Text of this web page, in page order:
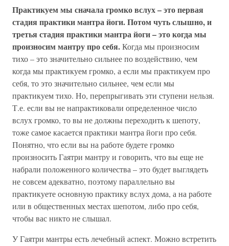
Практикуем мы сначала громко вслух – это первая
стадия практики мантра йоги. Потом чуть слышно, и
третья стадия практики мантра йоги – это когда мы
произносим мантру про себя.Когда мы произносим
тихо – это значительно сильнее по воздействию, чем
когда мы практикуем громко, а если мы практикуем про
себя, то это значительно сильнее, чем если мы
практикуем тихо. Но, перепрыгивать эти ступени нельзя.
Т.е. если вы не напрактиковали определенное число
вслух громко, то вы не должны переходить к шепоту,
тоже самое касается практики мантра йоги про себя.
Понятно, что если вы на работе будете громко
произносить Гаятри мантру и говорить, что вы еще не
набрали положенного количества – это будет выглядеть
не совсем адекватно, поэтому параллельно вы
практикуете основную практику вслух дома, а на работе
или в общественных местах шепотом, либо про себя,
чтобы вас никто не слышал.
У Гаятри мантры есть лечебный аспект. Можно встретить